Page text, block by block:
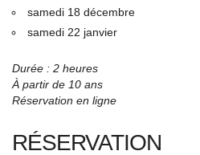
samedi 18 décembre
samedi 22 janvier
Durée : 2 heures
À partir de 10 ans
Réservation en ligne
RÉSERVATION